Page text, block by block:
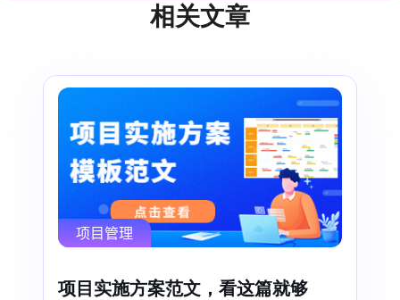
相关文章
项目管理
项目实施方案范文，看这篇就够